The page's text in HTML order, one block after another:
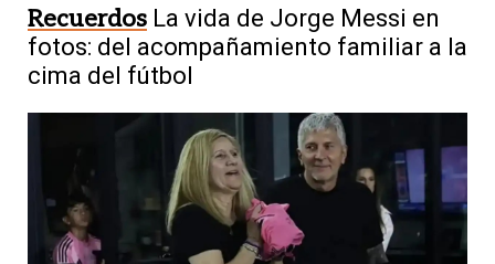
Recuerdos La vida de Jorge Messi en
fotos: del acompañamiento familiar a la
cima del fútbol